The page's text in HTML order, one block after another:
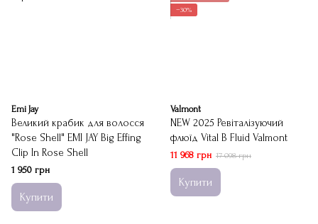
Emi Jay
Великий крабик для волосся
"Rose Shell" EMI JAY Big Effing
Clip In Rose Shell
1 950 грн
Купити
−30%
Valmont
NEW 2025 Ревіталізуючий
флюїд Vital B Fluid Valmont
11 968 грн 17 098 грн
Купити